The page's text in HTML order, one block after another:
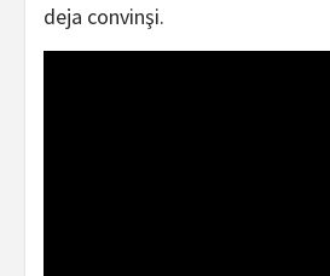
deja convinşi.